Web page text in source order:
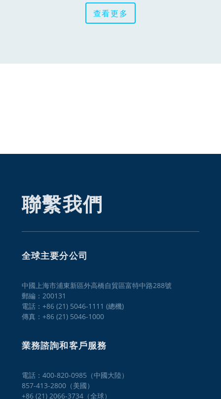
查看更多
聯繫我們
全球主要分公司
中國上海市浦東新區外高橋自貿區富特中路288號
郵編：200131
電話：+86 (21) 5046-1111 (總機)
傳真：+86 (21) 5046-1000
業務諮詢和客戶服務
電話：400-820-0985（中國大陸）
857-413-2800（美國）
+86 (21) 2066-3734（全球）